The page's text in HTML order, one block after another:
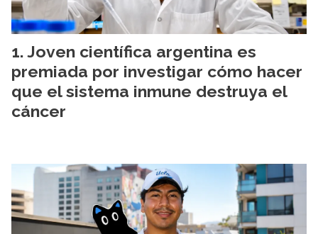
Joven científica argentina es
premiada por investigar cómo hacer
que el sistema inmune destruya el
cáncer